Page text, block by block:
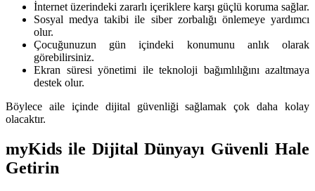
İnternet üzerindeki zararlı içeriklere karşı güçlü koruma sağlar.
Sosyal medya takibi ile siber zorbalığı önlemeye yardımcı
olur.
Çocuğunuzun gün içindeki konumunu anlık olarak
görebilirsiniz.
Ekran süresi yönetimi ile teknoloji bağımlılığını azaltmaya
destek olur.
Böylece aile içinde dijital güvenliği sağlamak çok daha kolay
olacaktır.
myKids ile Dijital Dünyayı Güvenli Hale
Getirin